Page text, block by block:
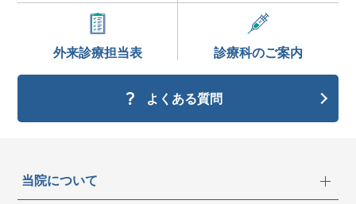
外来診療担当表 診療科のご案内
よくある質問
当院について